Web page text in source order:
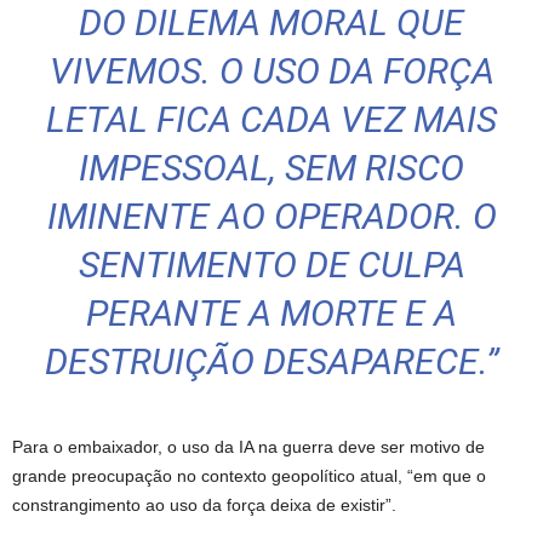
DO DILEMA MORAL QUE
VIVEMOS. O USO DA FORÇA
LETAL FICA CADA VEZ MAIS
IMPESSOAL, SEM RISCO
IMINENTE AO OPERADOR. O
SENTIMENTO DE CULPA
PERANTE A MORTE E A
DESTRUIÇÃO DESAPARECE.”
Para o embaixador, o uso da IA na guerra deve ser motivo de
grande preocupação no contexto geopolítico atual, “em que o
constrangimento ao uso da força deixa de existir”.